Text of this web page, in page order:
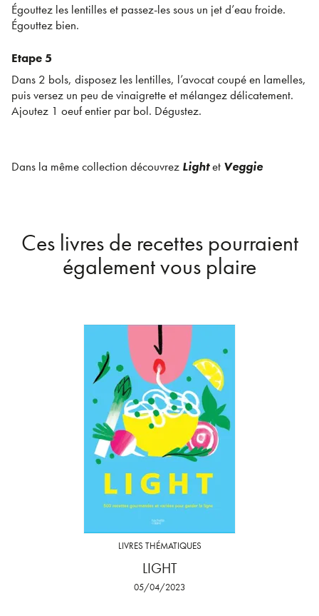
Égouttez les lentilles et passez-les sous un jet d’eau froide.
Égouttez bien.
Etape 5
Dans 2 bols, disposez les lentilles, l’avocat coupé en lamelles,
puis versez un peu de vinaigrette et mélangez délicatement.
Ajoutez 1 oeuf entier par bol. Dégustez.
Dans la même collection découvrez Lightet Veggie
Ces livres de recettes pourraient
également vous plaire
LIVRES THÉMATIQUES
LIGHT
05/04/2023